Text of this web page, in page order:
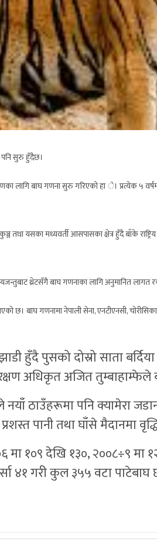
पनि सुरु हुँदैछ।
बाघ गणना सुरु गरिएको हा े। प्रत्येक ५ वर्षमा
तथा यसका मध्यवर्ती आसपासका क्षेत्र हुँदै बाँके
थ्रेटसँगै बाघ गणनाका लागि अनुमानित
बाघ गणनामा नेपाली सेना, एनटीएनसी,
पुसको दोस्रो साता बर्दिया
अधिकृत अजित तुम्बाहाम्फेले
नयाँ ठाउँहरूमा पनि क्यामेरा
पानी तथा घाँसे मैदानमा
मा १०९ देखि १३०, २००८÷९
४१ गरी कुल ३५५ वटा पाटेबाघ